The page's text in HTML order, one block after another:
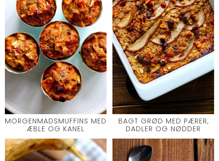
MORGENMADSMUFFINS MED
ÆBLE OG KANEL
BAGT GRØD MED PÆRER,
DADLER OG NØDDER